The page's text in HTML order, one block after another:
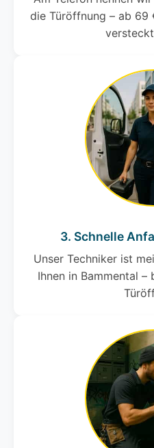
die Türöffnung – ab 69
3. Schnelle
Unser Techniker ist
Ihnen in Bammental